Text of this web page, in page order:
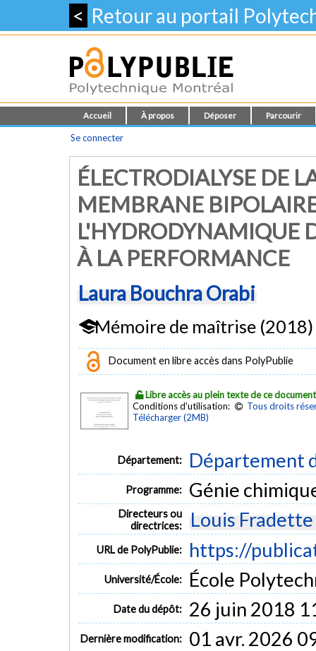
< Retour au portail
Accueil À propos Déposer Parcourir
Se connecter
ÉLECTRODIALYSE DE
MEMBRANE
L'HYDRODYNAMIQUE
À LA PERFORMANCE
Laura Bouchra Orabi
Mémoire de maîtrise (2018)
Document en libre accès dans PolyPublie
Libre accès au plein texte de ce document
Conditions d'utilisation:
Tous droits
Télécharger (2MB)
Département: Département
Programme: Génie
Directeurs ou
directrices:
Louis Fradette
URL de PolyPublie: https://
Université/École: École
Date du dépôt: 26 juin 2018
Dernière modification: 01 avr. 2026